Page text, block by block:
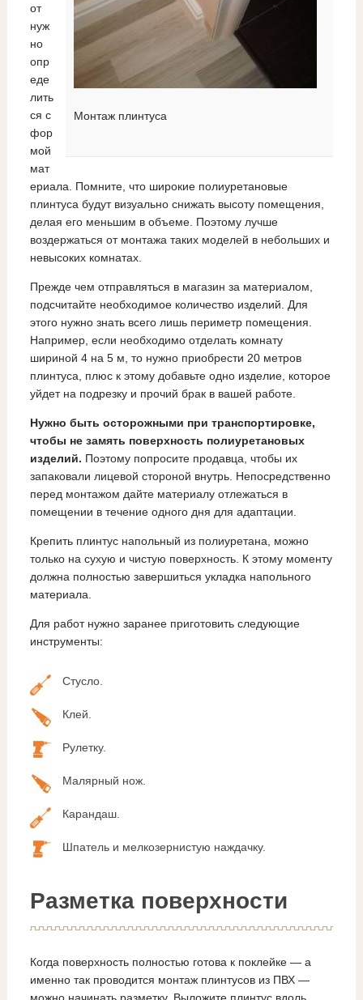
Монтаж плинтуса
от
нуж
но
опр
еде
лить
ся с
фор
мой
мат
ериала. Помните, что широкие полиуретановые
плинтуса будут визуально снижать высоту помещения,
делая его меньшим в объеме. Поэтому лучше
воздержаться от монтажа таких моделей в небольших и
невысоких комнатах.
Прежде чем отправляться в магазин за материалом,
подсчитайте необходимое количество изделий. Для
этого нужно знать всего лишь периметр помещения.
Например, если необходимо отделать комнату
шириной 4 на 5 м, то нужно приобрести 20 метров
плинтуса, плюс к этому добавьте одно изделие, которое
уйдет на подрезку и прочий брак в вашей работе.
Нужно быть осторожными при транспортировке,
чтобы не замять поверхность полиуретановых
изделий. Поэтому попросите продавца, чтобы их
запаковали лицевой стороной внутрь. Непосредственно
перед монтажом дайте материалу отлежаться в
помещении в течение одного дня для адаптации.
Крепить плинтус напольный из полиуретана, можно
только на сухую и чистую поверхность. К этому моменту
должна полностью завершиться укладка напольного
материала.
Для работ нужно заранее приготовить следующие
инструменты:
Стусло.
Клей.
Рулетку.
Малярный нож.
Карандаш.
Шпатель и мелкозернистую наждачку.
Разметка поверхности
Когда поверхность полностью готова к поклейке — а
именно так проводится монтаж плинтусов из ПВХ —